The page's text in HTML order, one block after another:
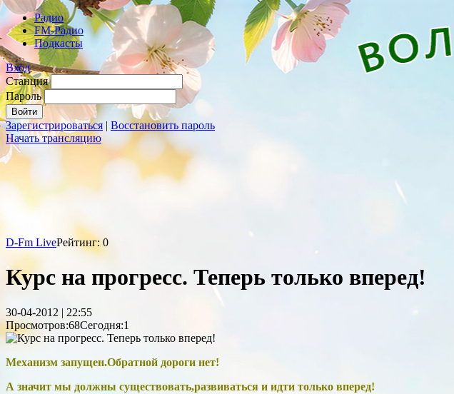
Радио
FM-Радио
Подкасты
Вход
Станция
Пароль
Зарегистрироваться | Восстановить пароль
Начать трансляцию
D-Fm LiveРейтинг: 0
Курс на прогресс. Теперь только вперед!
30-04-2012 | 22:55
Просмотров:68Сегодня:1
Механизм запущен.Обратной дороги нет!
А значит мы должны существовать,развиваться и идти только вперед!